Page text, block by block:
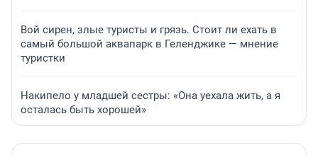
Вой сирен, злые туристы и грязь. Стоит ли ехать в
самый большой аквапарк в Геленджике — мнение
туристки
Накипело у младшей сестры: «Она уехала жить, а я
осталась быть хорошей»